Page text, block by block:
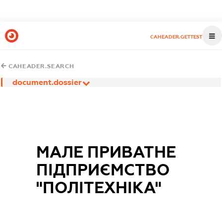
CAHEADER.GETTEST
CAHEADER.SEARCH
document.dossier
МАЛЕ ПРИВАТНЕ
ПІДПРИЄМСТВО
"ПОЛІТЕХНІКА"